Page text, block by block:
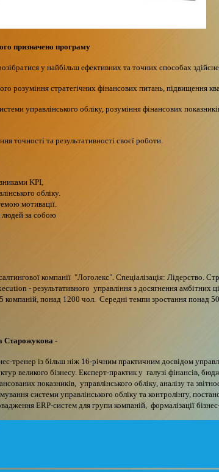
призначено програму
у найбільш ефективних та точних способах
стратегічних фінансових питань, підвищення
управлінського обліку, розуміння фінансових
точності та результативності своєї роботи.
KPI,
обліку.
мотивації.
людей за собою
компанії "Логолекс". Спеціалізація: Лідерство.
- результативного управління з досягнення амбітних
компаній, понад 1200 чол. Середні темпи зростання понад
Старожукова -
тренер із більш ніж 16-річним практичним досвідом
великого бізнесу. Експерт-практик у галузі фінансів,
показників, управлінського обліку, аналізу та
системи управлінського обліку та контролінгу,
ERP-систем для групи компаній, формалізації